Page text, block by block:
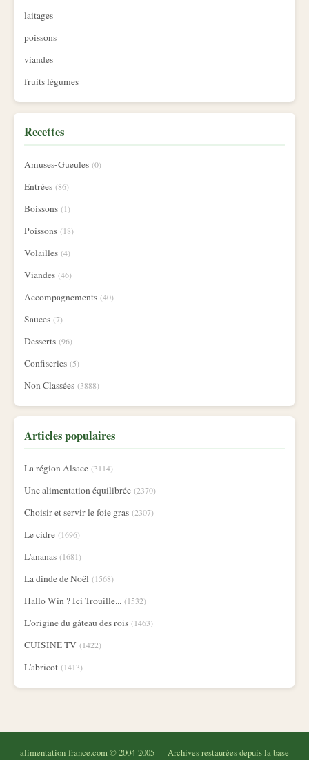
laitages
poissons
viandes
fruits légumes
Recettes
Amuses-Gueules (0)
Entrées (86)
Boissons (1)
Poissons (18)
Volailles (4)
Viandes (46)
Accompagnements (40)
Sauces (7)
Desserts (96)
Confiseries (5)
Non Classées (3888)
Articles populaires
La région Alsace (3114)
Une alimentation équilibrée (2370)
Choisir et servir le foie gras (2307)
Le cidre (1696)
L'ananas (1681)
La dinde de Noël (1568)
Hallo Win ? Ici Trouille... (1532)
L'origine du gâteau des rois (1463)
CUISINE TV (1422)
L'abricot (1413)
alimentation-france.com © 2004-2005 — Archives restaurées depuis la base